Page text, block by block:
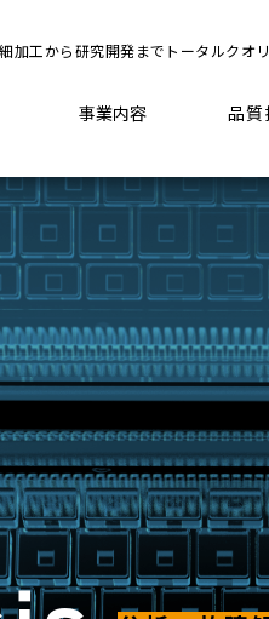
加工から研究開発までトータルクオ
事業内容 品質